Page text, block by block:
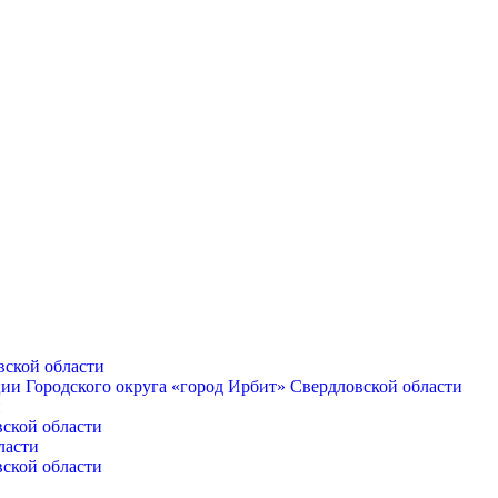
области
Городского округа «город Ирбит» Свердловской области
области
области